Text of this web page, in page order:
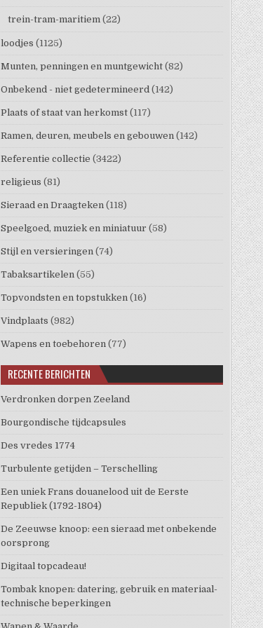
trein-tram-maritiem (22)
loodjes (1125)
Munten, penningen en muntgewicht (82)
Onbekend - niet gedetermineerd (142)
Plaats of staat van herkomst (117)
Ramen, deuren, meubels en gebouwen (142)
Referentie collectie (3422)
religieus (81)
Sieraad en Draagteken (118)
Speelgoed, muziek en miniatuur (58)
Stijl en versieringen (74)
Tabaksartikelen (55)
Topvondsten en topstukken (16)
Vindplaats (982)
Wapens en toebehoren (77)
RECENTE BERICHTEN
Verdronken dorpen Zeeland
Bourgondische tijdcapsules
Des vredes 1774
Turbulente getijden – Terschelling
Een uniek Frans douanelood uit de Eerste
Republiek (1792-1804)
De Zeeuwse knoop: een sieraad met onbekende
oorsprong
Digitaal topcadeau!
Tombak knopen: datering, gebruik en materiaal-
technische beperkingen